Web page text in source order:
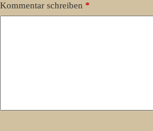
Kommentar schreiben *